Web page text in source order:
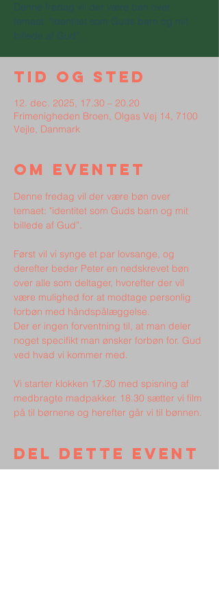
Denne fredag vil der være bøn over
temaet: "identitet som Guds barn og mit
billede af Gud”.
Tid og sted
12. dec. 2025, 17.30 – 20.20
Frimenigheden Broen, Olgas Vej 14, 7100
Vejle, Danmark
Om eventet
Denne fredag vil der være bøn over
temaet: "identitet som Guds barn og mit
billede af Gud”.
Først vil vi synge et par lovsange, og
derefter beder Peter en nedskrevet bøn
over alle som deltager, hvorefter der vil
være mulighed for at modtage personlig
forbøn med håndspålæggelse.
Der er ingen forventning til, at man deler
noget specifikt man ønsker forbøn for. Gud
ved hvad vi kommer med.
Vi starter klokken 17.30 med spisning af
medbragte madpakker. 18.30 sætter vi film
på til børnene og herefter går vi til bønnen.
Del dette event